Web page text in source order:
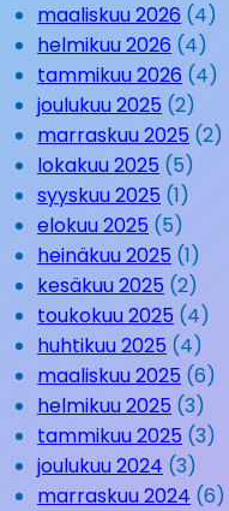
maaliskuu 2026 (4)
helmikuu 2026 (4)
tammikuu 2026 (4)
joulukuu 2025 (2)
marraskuu 2025 (2)
lokakuu 2025 (5)
syyskuu 2025 (1)
elokuu 2025 (5)
heinäkuu 2025 (1)
kesäkuu 2025 (2)
toukokuu 2025 (4)
huhtikuu 2025 (4)
maaliskuu 2025 (6)
helmikuu 2025 (3)
tammikuu 2025 (3)
joulukuu 2024 (3)
marraskuu 2024 (6)